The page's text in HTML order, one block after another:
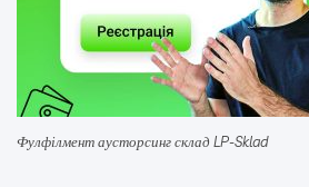
Фулфілмент аусторсинг склад LP-Sklad